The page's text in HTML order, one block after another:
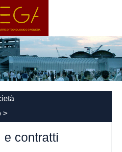
>
contratti